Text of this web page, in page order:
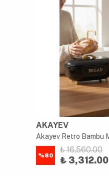
AKAYEV
%80
₺ 16,560.00
₺ 3,312.00